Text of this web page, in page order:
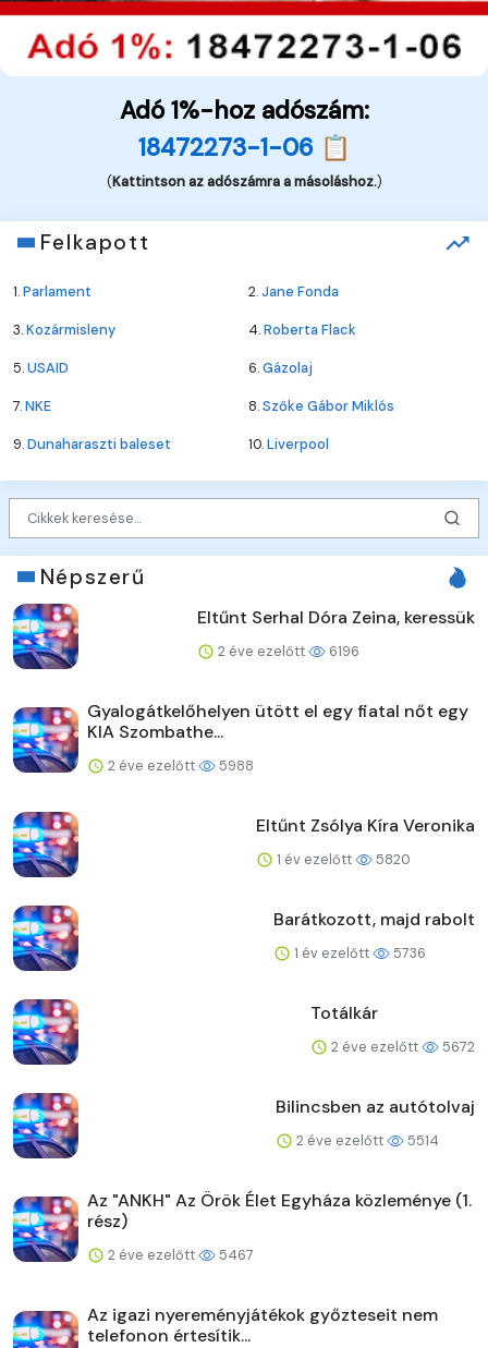
Adó 1%-hoz adószám:
18472273-1-06 📋
(Kattintson az adószámra a másoláshoz.)
Felkapott
1.Parlament 2.Jane Fonda
3.Kozármisleny 4.Roberta Flack
5.USAID 6.Gázolaj
7.NKE 8.Szőke Gábor Miklós
9.Dunaharaszti baleset 10.Liverpool
Népszerű
Eltűnt Serhal Dóra Zeina, keressük
2 éve ezelőtt 6196
Gyalogátkelőhelyen ütött el egy fiatal nőt egy
KIA Szombathe...
2 éve ezelőtt 5988
Eltűnt Zsólya Kíra Veronika
1 év ezelőtt 5820
Barátkozott, majd rabolt
1 év ezelőtt 5736
Totálkár
2 éve ezelőtt 5672
Bilincsben az autótolvaj
2 éve ezelőtt 5514
Az "ANKH" Az Örök Élet Egyháza közleménye (1.
rész)
2 éve ezelőtt 5467
Az igazi nyereményjátékok győzteseit nem
telefonon értesítik...